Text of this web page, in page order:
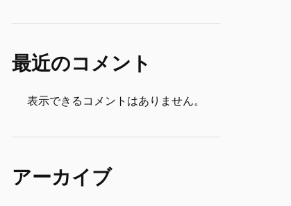
最近のコメント
表示できるコメントはありません。
アーカイブ